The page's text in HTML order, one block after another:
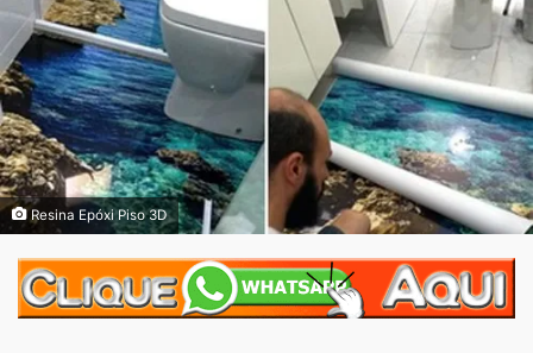
Resina Epóxi Piso 3D